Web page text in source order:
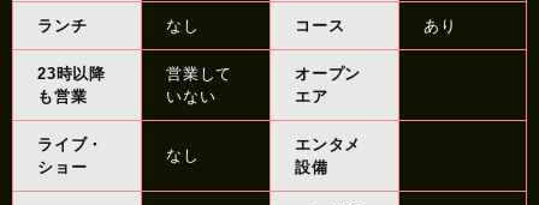
ランチ なし コース あり
23時以降
も営業
営業して
いない
オープン
エア
ライブ・
ショー
なし
エンタメ
設備